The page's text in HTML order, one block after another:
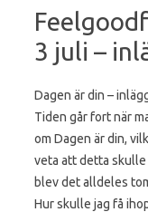
3 juli –
Dagen är din –
Tiden går fort när
om Dagen är din,
veta att detta
blev det alldeles
Hur skulle jag få